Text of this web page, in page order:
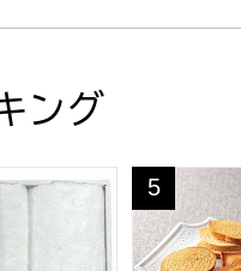
ング
タログ】
オルギフト[30WH]【贈り
今治月のしろうさぎタオ
はちみつフ
5
位